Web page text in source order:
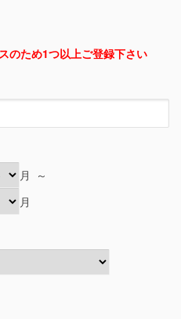
のため1つ以上ご登録下さい
月
～
月